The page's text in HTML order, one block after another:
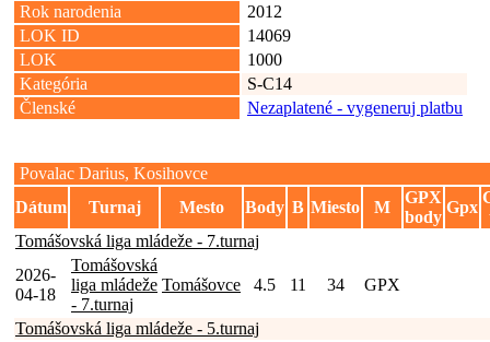
Rok narodenia
2012
LOK ID
14069
LOK
1000
Kategória
S-C14
Členské
Nezaplatené - vygeneruj platbu
Povalac Darius, Kosihovce
Dátum
Turnaj Mesto Body B Miesto M
GPX
body
Gpx
Tomášovská liga mládeže - 7.turnaj
2026-
04-18
Tomášovská
liga mládeže
- 7.turnaj
Tomášovce 4.5 11 34 GPX
Tomášovská liga mládeže - 5.turnaj